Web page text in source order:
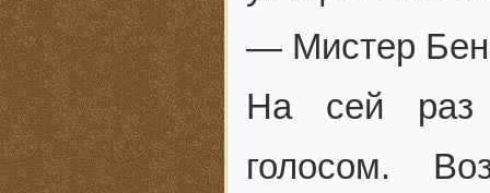
— Мистер
На сей раз
голосом.